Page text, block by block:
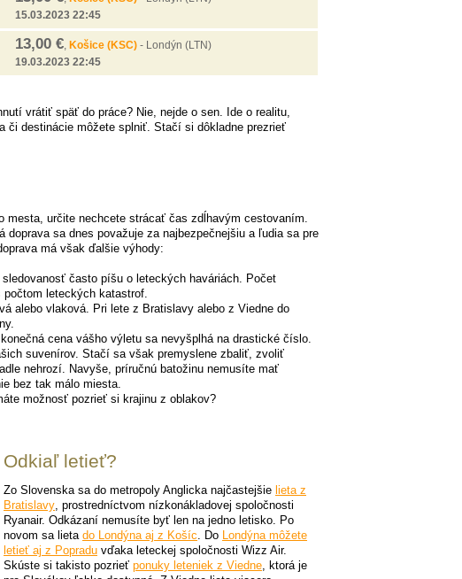
15.03.2023 22:45
13,00 €, Košice (KSC) - Londýn (LTN)
19.03.2023 22:45
vrátiť späť do práce? Nie, nejde o sen. Ide o realitu,
či destinácie môžete splniť. Stačí si dôkladne prezrieť
mesta, určite nechcete strácať čas zdĺhavým cestovaním.
sa dnes považuje za najbezpečnejšiu a ľudia sa pre
má však ďalšie výhody:
často píšu o leteckých haváriách. Počet
počtom leteckých katastrof.
alebo vlaková. Pri lete z Bratislavy alebo z Viedne do
cena vášho výletu sa nevyšplhá na drastické číslo.
suvenírov. Stačí sa však premyslene zbaliť, zvoliť
nehrozí. Navyše, príručnú batožinu nemusíte mať
bez tak málo miesta.
možnosť pozrieť si krajinu z oblakov?
Odkiaľ letieť?
Zo Slovenska sa do metropoly Anglicka najčastejšie lieta z
Bratislavy, prostredníctvom nízkonákladovej spoločnosti
Ryanair. Odkázaní nemusíte byť len na jedno letisko. Po
novom sa lieta do Londýna aj z Košíc. Do Londýna môžete
letieť aj z Popradu vďaka leteckej spoločnosti Wizz Air.
Skúste si takisto pozrieť ponuky leteniek z Viedne, ktorá je